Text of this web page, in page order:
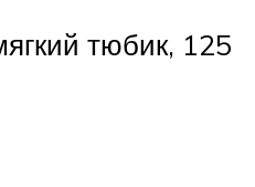
тюбик, 125